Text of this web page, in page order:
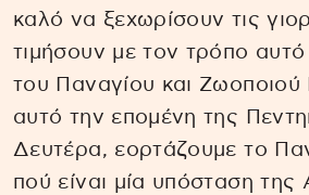
καλό να ξεχωρίσουν τις
τιμήσουν με τον τρόπο αυτό
του Παναγίου και Ζωοποιού
αυτό την επομένη της
Δευτέρα, εορτάζουμε το
πού είναι μία υπόσταση της